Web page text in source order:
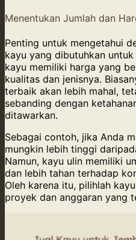
Menentukan Jumlah dan
Penting untuk mengetahui
kayu yang dibutuhkan
kayu memiliki harga yang
kualitas dan jenisnya.
terbaik akan lebih mahal,
sebanding dengan
ditawarkan.
Sebagai contoh, jika Anda
mungkin lebih tinggi
Namun, kayu ulin memiliki
dan lebih tahan terhadap
Oleh karena itu, pilihlah
proyek dan anggaran yang